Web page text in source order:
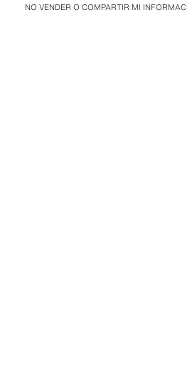
NO VENDER O COMPARTIR MI